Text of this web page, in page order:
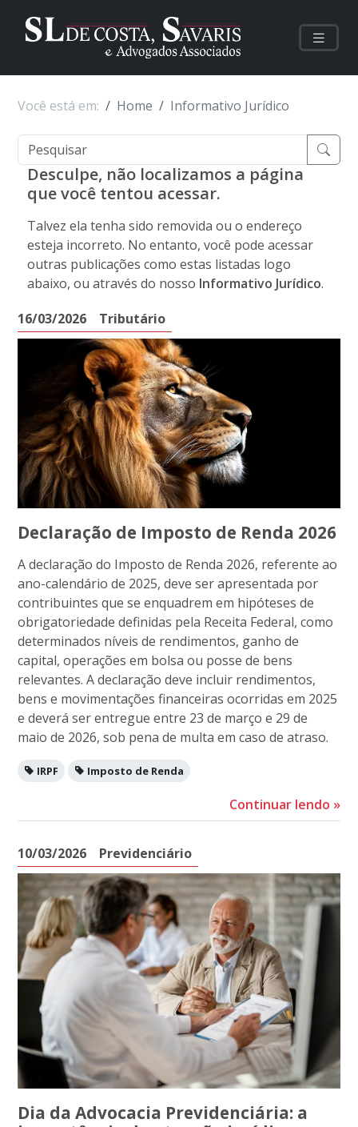
Você está em: Home Informativo Jurídico
Desculpe, não localizamos a página
que você tentou acessar.
Talvez ela tenha sido removida ou o endereço
esteja incorreto. No entanto, você pode acessar
outras publicações como estas listadas logo
abaixo, ou através do nosso Informativo Jurídico.
16/03/2026
Tributário
Declaração de Imposto de Renda 2026
A declaração do Imposto de Renda 2026, referente ao
ano-calendário de 2025, deve ser apresentada por
contribuintes que se enquadrem em hipóteses de
obrigatoriedade definidas pela Receita Federal, como
determinados níveis de rendimentos, ganho de
capital, operações em bolsa ou posse de bens
relevantes. A declaração deve incluir rendimentos,
bens e movimentações financeiras ocorridas em 2025
e deverá ser entregue entre 23 de março e 29 de
maio de 2026, sob pena de multa em caso de atraso.
IRPF Imposto de Renda
Continuar lendo »
10/03/2026 Previdenciário
Dia da Advocacia Previdenciária: a